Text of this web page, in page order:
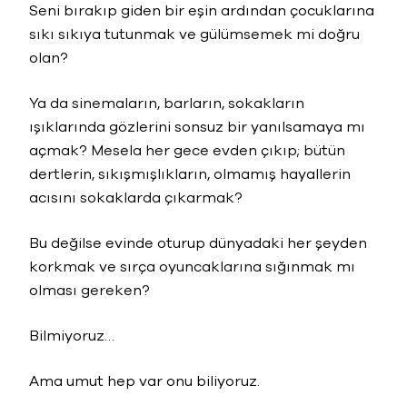
Seni bırakıp giden bir eşin ardından çocuklarına
sıkı sıkıya tutunmak ve gülümsemek mi doğru
olan?
Ya da sinemaların, barların, sokakların
ışıklarında gözlerini sonsuz bir yanılsamaya mı
açmak? Mesela her gece evden çıkıp; bütün
dertlerin, sıkışmışlıkların, olmamış hayallerin
acısını sokaklarda çıkarmak?
Bu değilse evinde oturup dünyadaki her şeyden
korkmak ve sırça oyuncaklarına sığınmak mı
olması gereken?
Bilmiyoruz…
Ama umut hep var onu biliyoruz.